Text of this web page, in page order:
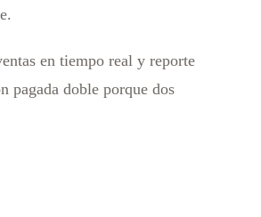
en tiempo real y reporte
pagada doble porque dos